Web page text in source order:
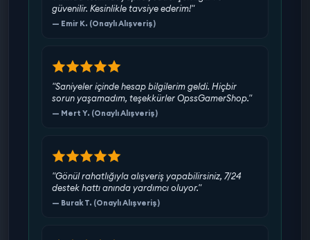
güvenilir. Kesinlikle tavsiye ederim!"
— Emir K. (Onaylı Alışveriş)
"Saniyeler içinde hesap bilgilerim geldi. Hiçbir
sorun yaşamadım, teşekkürler OpssGamerShop."
— Mert Y. (Onaylı Alışveriş)
"Gönül rahatlığıyla alışveriş yapabilirsiniz, 7/24
destek hattı anında yardımcı oluyor."
— Burak T. (Onaylı Alışveriş)